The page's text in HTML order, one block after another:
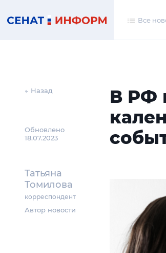
Все
← Назад
Обновлено
18.07.2023
Татьяна
Томилова
корреспондент
Автор новости
В РФ